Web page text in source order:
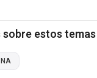
estos temas